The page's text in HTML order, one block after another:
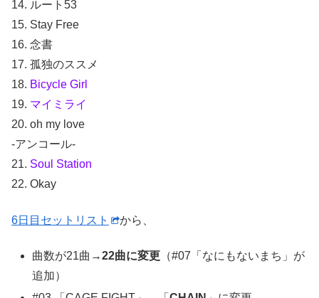
14. ルート53
15. Stay Free
16. 念書
17. 孤独のススメ
18. Bicycle Girl
19. マイミライ
20. oh my love
-アンコール-
21. Soul Station
22. Okay
6日目セットリスト から、
曲数が21曲→22曲に変更 （#07「なにもないまち」が
追加）